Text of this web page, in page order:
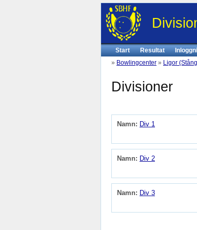
Start Resultat
» Bowlingcenter » Ligor
Divisioner
Namn: Div 1
Namn: Div 2
Namn: Div 3